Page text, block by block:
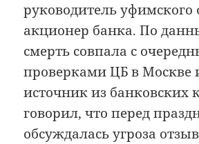
руководитель
акционер банка. По
смерть совпала с
проверками ЦБ в Москве
источник из банковских
говорил, что перед
обсуждалась угроза